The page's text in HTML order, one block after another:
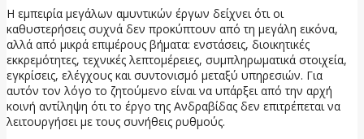
Η εμπειρία μεγάλων αμυντικών έργων δείχνει ότι οι
καθυστερήσεις συχνά δεν προκύπτουν από τη μεγάλη εικόνα,
αλλά από μικρά επιμέρους βήματα: ενστάσεις, διοικητικές
εκκρεμότητες, τεχνικές λεπτομέρειες, συμπληρωματικά στοιχεία,
εγκρίσεις, ελέγχους και συντονισμό μεταξύ υπηρεσιών. Για
αυτόν τον λόγο το ζητούμενο είναι να υπάρξει από την αρχή
κοινή αντίληψη ότι το έργο της Ανδραβίδας δεν επιτρέπεται να
λειτουργήσει με τους συνήθεις ρυθμούς.